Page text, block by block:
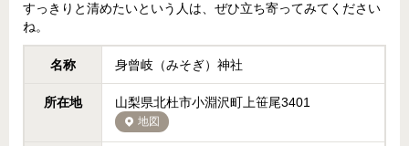
すっきりと清めたいという人は、ぜひ立ち寄ってみてください
ね。
名称 身曾岐（みそぎ）神社
所在地 山梨県北杜市小淵沢町上笹尾3401
地図